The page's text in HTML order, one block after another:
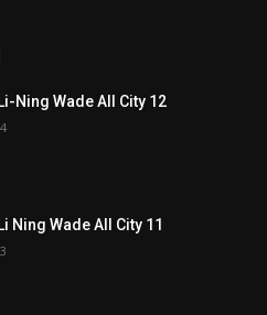
Ning Wade All City 12
Ning Wade All City 11